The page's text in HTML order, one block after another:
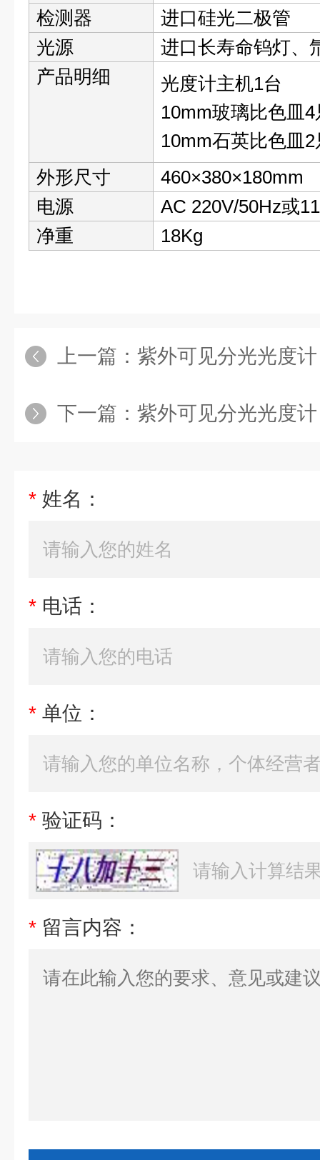
检测器
进口硅光二极管
光源
进口长寿命钨灯、
产品明细
光度计主机1台
10mm玻璃比色皿4
10mm石英比色皿2
外形尺寸
460×380×180mm
电源
AC 220V/50Hz或
净重
18Kg
上一篇： 紫外可见分光光度
下一篇： 紫外可见分光光度
* 姓名：
* 电话：
* 单位：
* 验证码：
* 留言内容：